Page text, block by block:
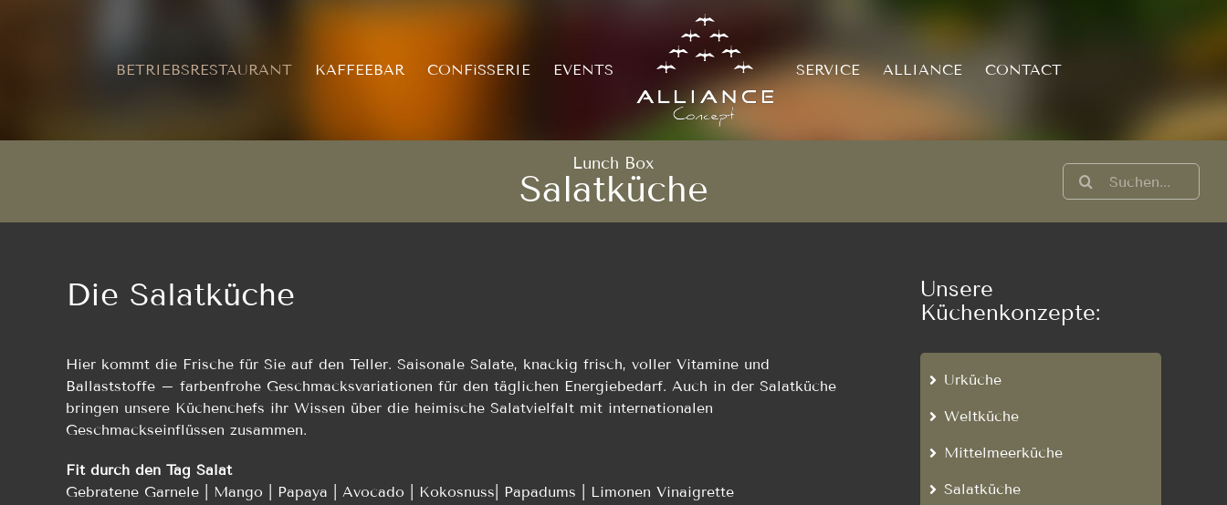
BETRIEBSRESTAURANT
KAFFEEBAR CONFiSSERIE EVENTS SERVICE ALLIANCE CONTACT
Salatküche
Lunch Box
Suche
nach:
Die Salatküche
Hier kommt die Frische für Sie auf den Teller. Saisonale Salate, knackig frisch, voller Vitamine und
Ballaststoffe – farbenfrohe Geschmacksvariationen für den täglichen Energiebedarf. Auch in der Salatküche
bringen unsere Küchenchefs ihr Wissen über die heimische Salatvielfalt mit internationalen
Geschmackseinflüssen zusammen.
Fit durch den Tag Salat
Gebratene Garnele | Mango | Papaya | Avocado | Kokosnuss| Papadums | Limonen Vinaigrette
Unsere
Küchenkonzepte:
Urküche
Weltküche
Mittelmeerküche
Salatküche